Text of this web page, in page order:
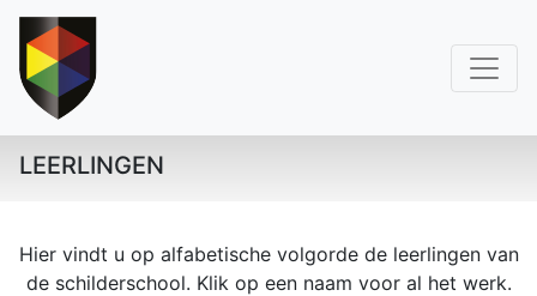
LEERLINGEN
Hier vindt u op alfabetische volgorde de leerlingen van
de schilderschool. Klik op een naam voor al het werk.